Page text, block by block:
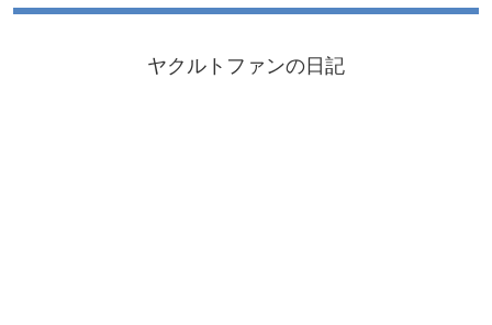
ヤクルトファンの日記